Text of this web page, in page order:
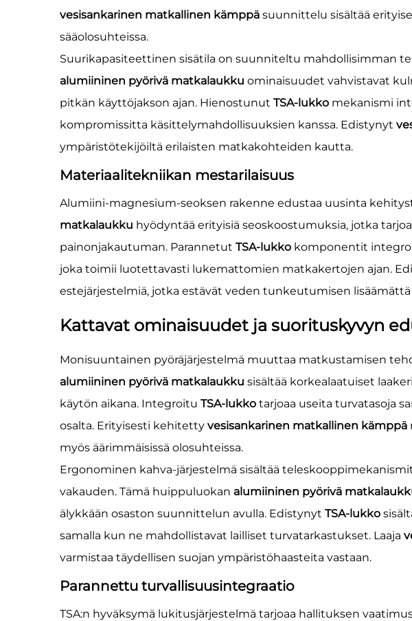
vesisankarinen matkallinen kämppä suunnittelu sisältää
sääolosuhteissa.
Suurikapasiteettinen sisätila on suunniteltu mahdollisimman
alumiininen pyörivä matkalaukku ominaisuudet vahvistavat
pitkän käyttöjakson ajan. Hienostunut TSA-lukko mekanismi
kompromissitta käsittelymahdollisuuksien kanssa. Edistynyt
ympäristötekijöiltä erilaisten matkakohteiden kautta.
Materiaalitekniikan mestarilaisuus
Alumiini-magnesium-seoksen rakenne edustaa uusinta
matkalaukku hyödyntää erityisiä seoskoostumuksia, jotka
painonjakautuman. Parannetut TSA-lukko komponentit
joka toimii luotettavasti lukemattomien matkakertojen ajan.
estejärjestelmiä, jotka estävät veden tunkeutumisen
Kattavat ominaisuudet ja suorituskyvyn
Monisuuntainen pyöräjärjestelmä muuttaa matkustamisen
alumiininen pyörivä matkalaukku sisältää korkealaatuiset
käytön aikana. Integroitu TSA-lukko tarjoaa useita turvatasoja
osalta. Erityisesti kehitetty vesisankarinen matkallinen kämppä
myös äärimmäisissä olosuhteissa.
Ergonominen kahva-järjestelmä sisältää
vakauden. Tämä huippuluokan alumiininen pyörivä
älykkään osaston suunnittelun avulla. Edistynyt TSA-lukko
samalla kun ne mahdollistavat lailliset turvatarkastukset. Laaja
varmistaa täydellisen suojan ympäristöhaasteita vastaan.
Parannettu turvallisuusintegraatio
TSA:n hyväksymä lukitusjärjestelmä tarjoaa hallituksen